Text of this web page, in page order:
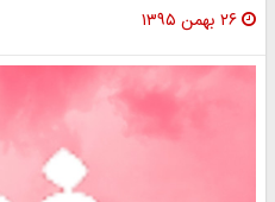
۲۶ بهمن ۱۳۹۵